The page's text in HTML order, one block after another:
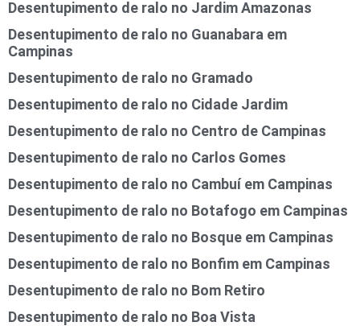
Desentupimento de ralo no Jardim Amazonas
Desentupimento de ralo no Guanabara em
Campinas
Desentupimento de ralo no Gramado
Desentupimento de ralo no Cidade Jardim
Desentupimento de ralo no Centro de Campinas
Desentupimento de ralo no Carlos Gomes
Desentupimento de ralo no Cambuí em Campinas
Desentupimento de ralo no Botafogo em Campinas
Desentupimento de ralo no Bosque em Campinas
Desentupimento de ralo no Bonfim em Campinas
Desentupimento de ralo no Bom Retiro
Desentupimento de ralo no Boa Vista